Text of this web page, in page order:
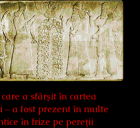
a sfârșit în cartea
– a fost prezent în multe
în frize pe pereții